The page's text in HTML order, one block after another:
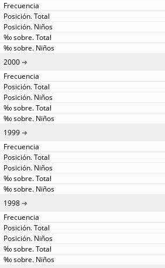
2000
1999
1998